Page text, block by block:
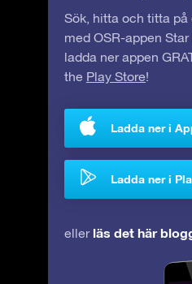
Sök, hitta och titta på
med OSR-appen Star
ladda ner appen
the Play Store!
Ladda ner i
Ladda ner i
eller läs det här